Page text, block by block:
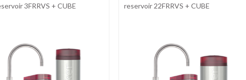
3FRRVS + CUBE
reservoir 22FRRVS + CUBE